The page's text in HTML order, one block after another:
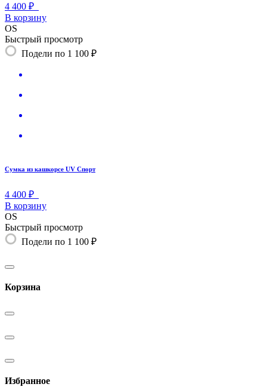
4 400 ₽
В корзину
OS
Быстрый просмотр
Подели по 1 100 ₽
Сумка из кашкорсе UV Спорт
4 400 ₽
В корзину
OS
Быстрый просмотр
Подели по 1 100 ₽
Корзина
Избранное